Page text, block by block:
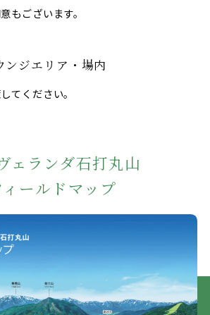
もございます。
ンジエリア・場内
てください。
ェランダ石打丸山
ィールドマップ